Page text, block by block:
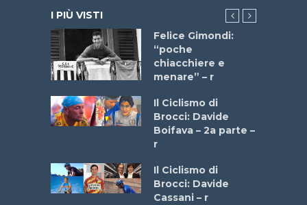
I PIÙ VISTI
Felice Gimondi:
“poche
chiacchiere e
menare” – r
Il Ciclismo di
Brocci: Davide
Boifava – 2a parte –
r
Il Ciclismo di
Brocci: Davide
Cassani – r